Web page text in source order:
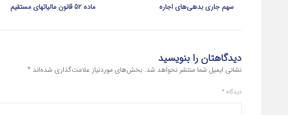
ماده 52 قانون مالیاتهای مستقیم سهم جاری بدهی‌های اجاره
دیدگاهتان را بنویسید
نشانی ایمیل شما منتشر نخواهد شد. بخش‌های موردنیاز علامت‌گذاری شده‌اند *
دیدگاه *